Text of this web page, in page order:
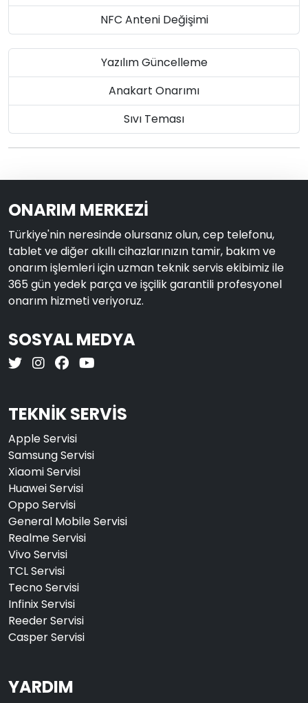
NFC Anteni Değişimi
Yazılım Güncelleme
Anakart Onarımı
Sıvı Teması
ONARIM MERKEZİ
Türkiye'nin neresinde olursanız olun, cep telefonu,
tablet ve diğer akıllı cihazlarınızın tamir, bakım ve
onarım işlemleri için uzman teknik servis ekibimiz ile
365 gün yedek parça ve işçilik garantili profesyonel
onarım hizmeti veriyoruz.
SOSYAL MEDYA
TEKNİK SERVİS
Apple Servisi
Samsung Servisi
Xiaomi Servisi
Huawei Servisi
Oppo Servisi
General Mobile Servisi
Realme Servisi
Vivo Servisi
TCL Servisi
Tecno Servisi
Infinix Servisi
Reeder Servisi
Casper Servisi
YARDIM